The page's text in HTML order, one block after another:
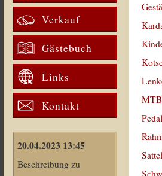
Verkauf
Gästebuch
Links
Kontakt
20.04.2023 13:45
Beschreibung zu